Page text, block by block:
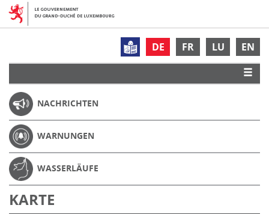
DE FR LU EN
NACHRICHTEN
WARNUNGEN
WASSERLÄUFE
KARTE